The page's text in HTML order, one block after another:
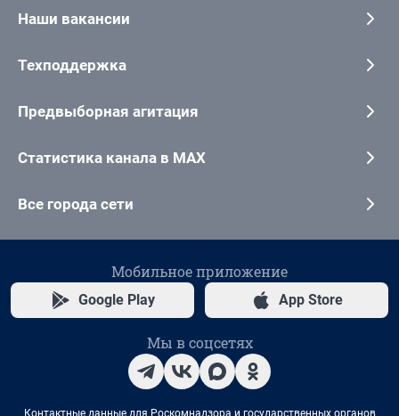
Наши вакансии
Техподдержка
Предвыборная агитация
Статистика канала в MAX
Все города сети
Мобильное приложение
Google Play App Store
Мы в соцсетях
Контактные данные для Роскомнадзора и государственных органов